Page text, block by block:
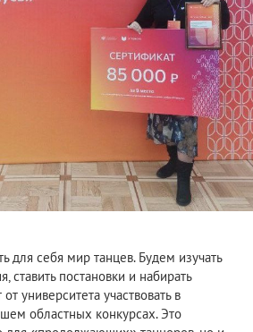
для себя мир танцев. Будем изучать
ставить постановки и набирать
университета участвовать в
областных конкурсах. Это